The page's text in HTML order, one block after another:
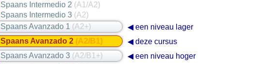
Spaans Intermedio 2 (A1/A2)
Spaans Intermedio 3 (A2)
Spaans Avanzado 1 (A2+)
◀ een niveau lager
Spaans Avanzado 2 (A2/B1)
◀ deze cursus
Spaans Avanzado 3 (A2/B1+)
◀ een niveau hoger